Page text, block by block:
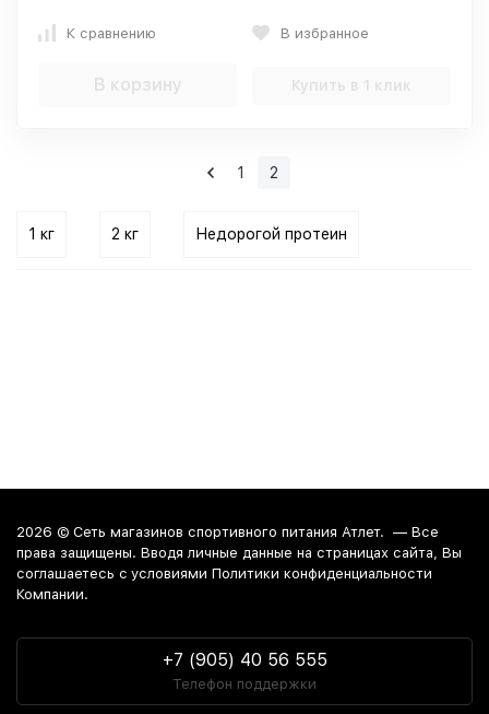
К сравнению В избранное
В корзину Купить в 1 клик
1 2
1 кг 2 кг Недорогой протеин
2026 © Сеть магазинов спортивного питания Атлет. — Все
права защищены. Вводя личные данные на страницах сайта, Вы
соглашаетесь c условиями Политики конфиденциальности
Компании.
+7 (905) 40 56 555
Телефон поддержки